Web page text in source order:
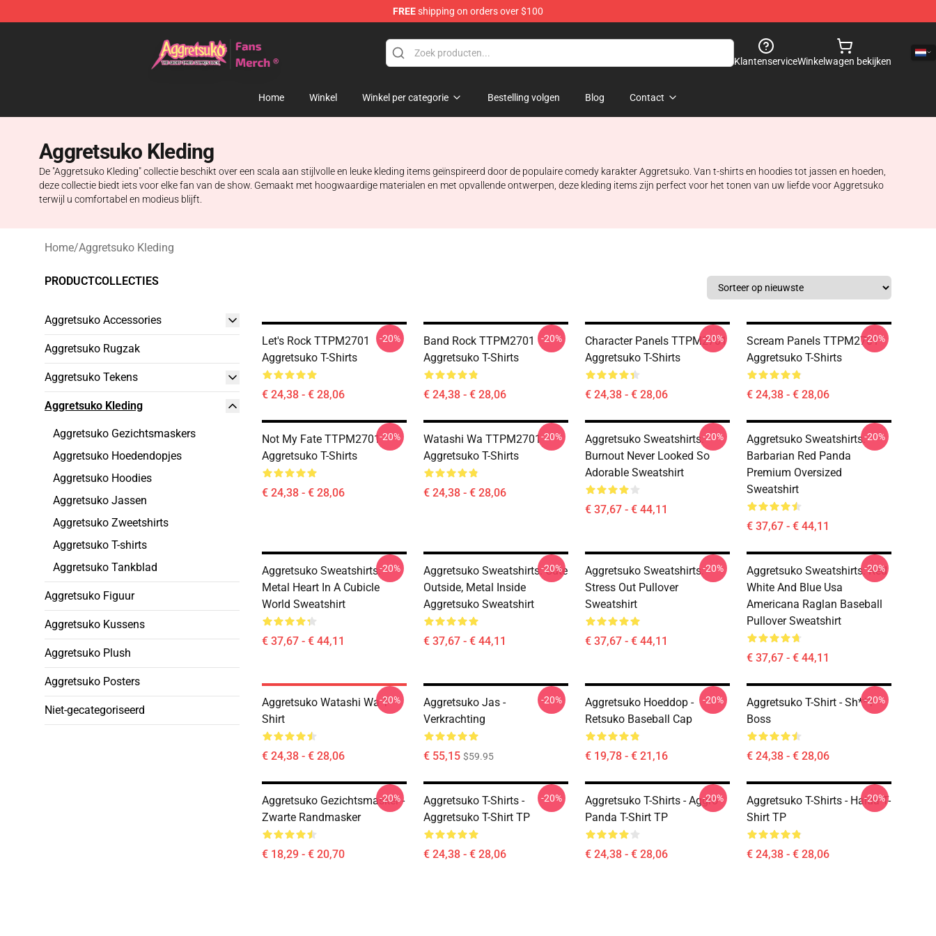
FREEshipping on orders over $100
KlantenserviceWinkelwagen bekijken
Home Winkel Winkel per categorie Bestelling volgen Blog Contact
Aggretsuko Kleding
De "Aggretsuko Kleding" collectie beschikt over een scala aan stijlvolle en leuke kleding items geïnspireerd door de populaire comedy karakter Aggretsuko. Van t-shirts en hoodies tot jassen en hoeden,
deze collectie biedt iets voor elke fan van de show. Gemaakt met hoogwaardige materialen en met opvallende ontwerpen, deze kleding items zijn perfect voor het tonen van uw liefde voor Aggretsuko
terwijl u comfortabel en modieus blijft.
Home/Aggretsuko Kleding
PRODUCTCOLLECTIES
Aggretsuko Accessories
Aggretsuko Rugzak
Aggretsuko Tekens
Aggretsuko Kleding
Aggretsuko Gezichtsmaskers
Aggretsuko Hoedendopjes
Aggretsuko Hoodies
Aggretsuko Jassen
Aggretsuko Zweetshirts
Aggretsuko T-shirts
Aggretsuko Tankblad
Aggretsuko Figuur
Aggretsuko Kussens
Aggretsuko Plush
Aggretsuko Posters
Niet-gecategoriseerd
Let's Rock TTPM2701
Aggretsuko T-Shirts
€ 24,38 - € 28,06
-20%
Band Rock TTPM2701
Aggretsuko T-Shirts
€ 24,38 - € 28,06
-20%
Character Panels TTPM2701
Aggretsuko T-Shirts
€ 24,38 - € 28,06
-20%
Scream Panels TTPM2701
Aggretsuko T-Shirts
€ 24,38 - € 28,06
-20%
Not My Fate TTPM2701
Aggretsuko T-Shirts
€ 24,38 - € 28,06
-20%
Watashi Wa TTPM2701
Aggretsuko T-Shirts
€ 24,38 - € 28,06
-20%
Aggretsuko Sweatshirts:
Burnout Never Looked So
Adorable Sweatshirt
€ 37,67 - € 44,11
-20%
Aggretsuko Sweatshirts:
Barbarian Red Panda
Premium Oversized
Sweatshirt
€ 37,67 - € 44,11
-20%
Aggretsuko Sweatshirts:
Metal Heart In A Cubicle
World Sweatshirt
€ 37,67 - € 44,11
-20%
Aggretsuko Sweatshirts: Cute
Outside, Metal Inside
Aggretsuko Sweatshirt
€ 37,67 - € 44,11
-20%
Aggretsuko Sweatshirts:
Stress Out Pullover
Sweatshirt
€ 37,67 - € 44,11
-20%
Aggretsuko Sweatshirts: Red
White And Blue Usa
Americana Raglan Baseball
Pullover Sweatshirt
€ 37,67 - € 44,11
-20%
Aggretsuko Watashi Wa T-
Shirt
€ 24,38 - € 28,06
-20%
Aggretsuko Jas -
Verkrachting
€ 55,15 $59.95
-20%
Aggretsuko Hoeddop -
Retsuko Baseball Cap
€ 19,78 - € 21,16
-20%
Aggretsuko T-Shirt - Sh**y
Boss
€ 24,38 - € 28,06
-20%
Aggretsuko Gezichtsmasker -
Zwarte Randmasker
€ 18,29 - € 20,70
-20%
Aggretsuko T-Shirts -
Aggretsuko T-Shirt TP
€ 24,38 - € 28,06
-20%
Aggretsuko T-Shirts - Aggro
Panda T-Shirt TP
€ 24,38 - € 28,06
-20%
Aggretsuko T-Shirts - Haida T-
Shirt TP
€ 24,38 - € 28,06
-20%